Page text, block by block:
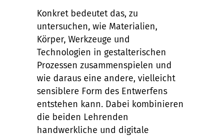
Konkret bedeutet das, zu
untersuchen, wie Materialien,
Körper, Werkzeuge und
Technologien in gestalterischen
Prozessen zusammenspielen und
wie daraus eine andere, vielleicht
sensiblere Form des Entwerfens
entstehen kann. Dabei kombinieren
die beiden Lehrenden
handwerkliche und digitale